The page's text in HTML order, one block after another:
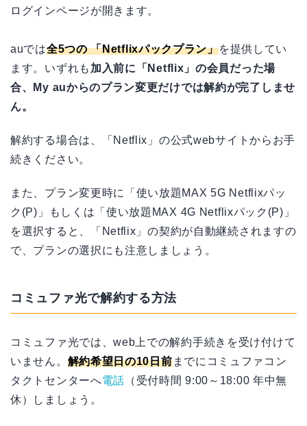
ログインページが開きます。
auでは全5つの 「Netflixパックプラン」を提供してい
ます。いずれも 加入前に「Netflix」の会員だった場
合、My auからのプラン変更だけでは解約が完了しませ
ん。
解約する場合は、「Netflix」の公式webサイトからお手
続きください。
また、プラン変更時に「使い放題MAX 5G Netflixパッ
ク(P)」もしくは「使い放題MAX 4G Netflixパック(P)」
を選択すると、「Netflix」の契約が自動継続されますの
で、プランの選択にも注意しましょう。
コミュファ光で解約する方法
コミュファ光では、web上での解約手続きを受け付けて
いません。 解約希望日の10日前までにコミュファコン
タクトセンターへ電話 （受付時間 9:00～18:00 年中無
休）しましょう。